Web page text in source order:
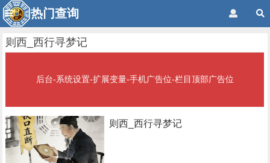
热门查询
则西_西行寻梦记
后台-系统设置-扩展变量-手机广告位-栏目顶部广告位
则西_西行寻梦记